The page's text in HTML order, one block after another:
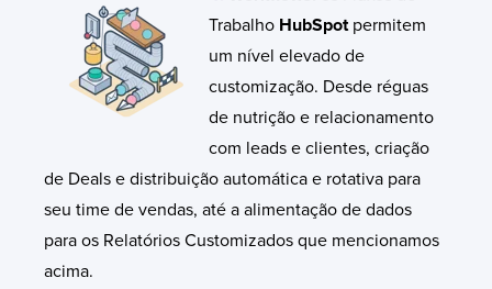
Trabalho HubSpotpermitem
um nível elevado de
customização. Desde réguas
de nutrição e relacionamento
com leads e clientes, criação
de Deals e distribuição automática e rotativa para
seu time de vendas, até a alimentação de dados
para os Relatórios Customizados que mencionamos
acima.